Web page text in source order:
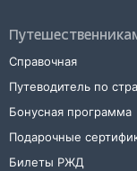
Справочная
Путеводитель по
Бонусная программа
Подарочные
Билеты РЖД